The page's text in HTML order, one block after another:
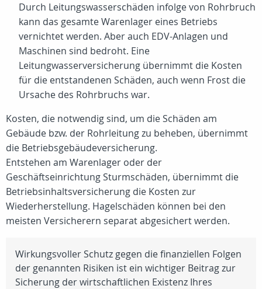
Durch Leitungswasserschäden infolge von Rohrbruch
kann das gesamte Warenlager eines Betriebs
vernichtet werden. Aber auch EDV-Anlagen und
Maschinen sind bedroht. Eine
Leitungwasserversicherung übernimmt die Kosten
für die entstandenen Schäden, auch wenn Frost die
Ursache des Rohrbruchs war.
Kosten, die notwendig sind, um die Schäden am
Gebäude bzw. der Rohrleitung zu beheben, übernimmt
die Betriebsgebäudeversicherung.
Entstehen am Warenlager oder der
Geschäftseinrichtung Sturmschäden, übernimmt die
Betriebsinhaltsversicherung die Kosten zur
Wiederherstellung. Hagelschäden können bei den
meisten Versicherern separat abgesichert werden.
Wirkungsvoller Schutz gegen die finanziellen Folgen
der genannten Risiken ist ein wichtiger Beitrag zur
Sicherung der wirtschaftlichen Existenz Ihres